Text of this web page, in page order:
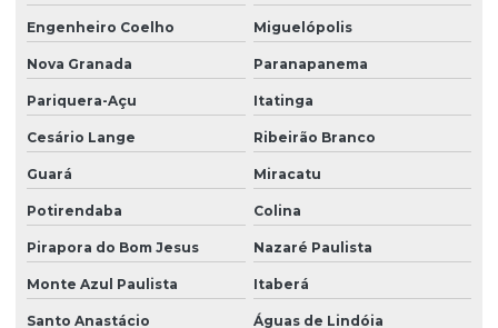
Serviços de portaria e limpeza
Serviços de portaria e recepção
Serviços de recepção e portaria
Serviços de zeladoria e segurança em condomínios
Sistema de portaria virtual
Soluções em facilities
Engenheiro Coelho Miguelópolis
Nova Granada Paranapanema
Pariquera-Açu Itatinga
Cesário Lange Ribeirão Branco
Guará Miracatu
Potirendaba Colina
Pirapora do Bom Jesus Nazaré Paulista
Monte Azul Paulista Itaberá
Santo Anastácio Águas de Lindóia